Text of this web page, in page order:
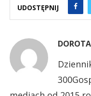
UDOSTĘPNIJ